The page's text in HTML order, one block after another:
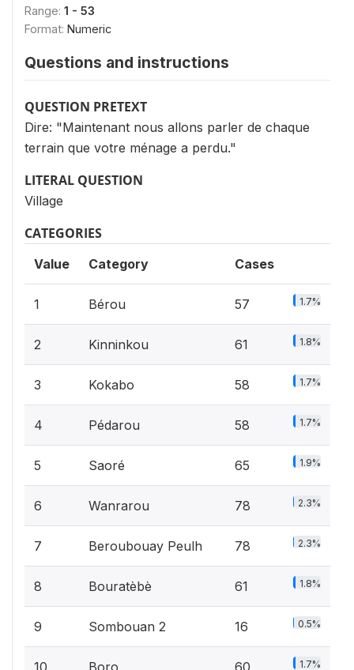
Range: 1 - 53
Format: Numeric
Questions and instructions
QUESTION PRETEXT
Dire: "Maintenant nous allons parler de chaque
terrain que votre ménage a perdu."
LITERAL QUESTION
Village
CATEGORIES
Value Category Cases
1 Bérou 57 1.7%
2 Kinninkou 61 1.8%
3 Kokabo 58 1.7%
4 Pédarou 58 1.7%
5 Saoré 65 1.9%
6 Wanrarou 78 2.3%
7 Beroubouay Peulh 78 2.3%
8 Bouratèbè 61 1.8%
9 Sombouan 2 16 0.5%
10 Boro 60 1.7%